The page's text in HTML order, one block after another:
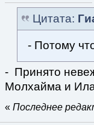
Цитата:
- Потому
- Принято
Молхайма и
« Последнее